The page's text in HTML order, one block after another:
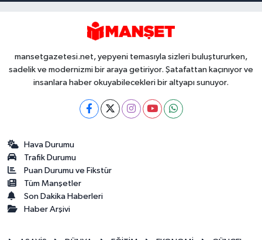
mansetgazetesi.net, yepyeni temasıyla sizleri buluştururken,
sadelik ve modernizmi bir araya getiriyor. Şatafattan kaçınıyor ve
insanlara haber okuyabilecekleri bir altyapı sunuyor.
Hava Durumu
Trafik Durumu
Puan Durumu ve Fikstür
Tüm Manşetler
Son Dakika Haberleri
Haber Arşivi